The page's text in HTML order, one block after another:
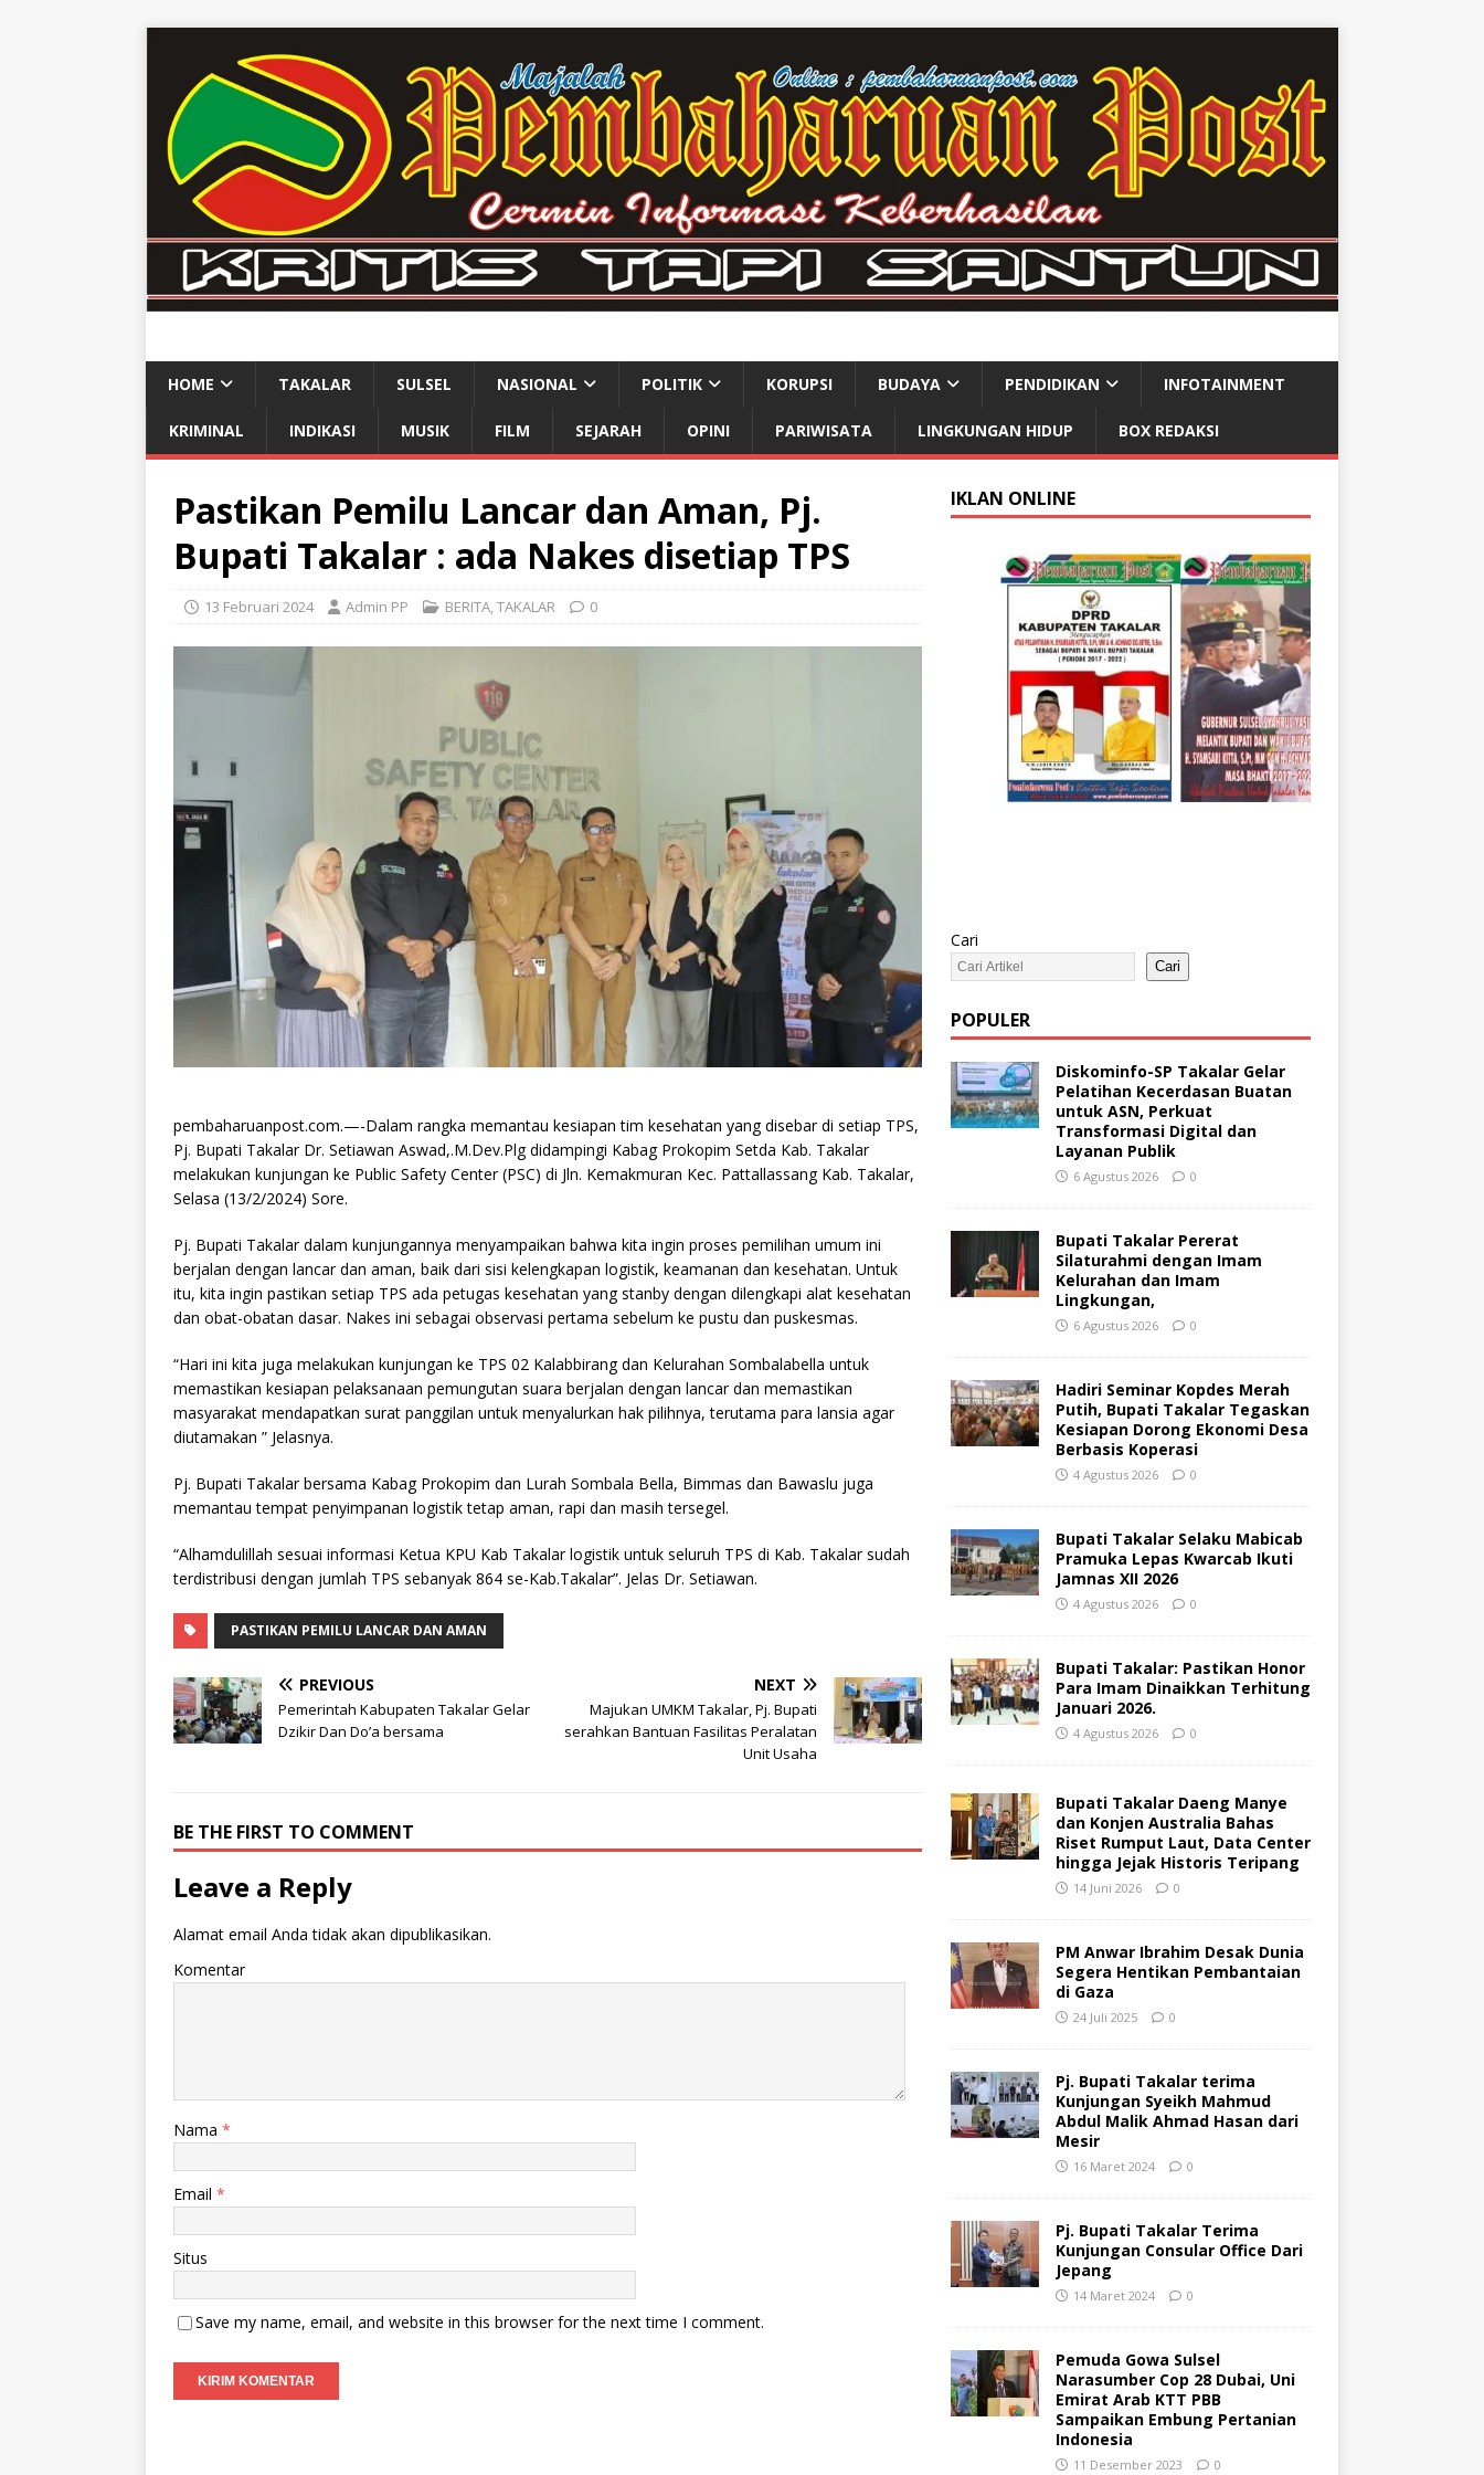
HOME TAKALAR SULSEL NASIONAL POLITIK KORUPSI BUDAYA PENDIDIKAN INFOTAINMENT
KRIMINAL INDIKASI MUSIK FILM SEJARAH OPINI PARIWISATA LINGKUNGAN HIDUP BOX REDAKSI
Pastikan Pemilu Lancar dan Aman, Pj.
Bupati Takalar : ada Nakes disetiap TPS
13 Februari 2024 Admin PP BERITA TAKALAR 0
pembaharuanpost.com.—-Dalam rangka memantau kesiapan tim kesehatan yang disebar di setiap TPS,
Pj. Bupati Takalar Dr. Setiawan Aswad,.M.Dev.Plg didampingi Kabag Prokopim Setda Kab. Takalar
melakukan kunjungan ke Public Safety Center (PSC) di Jln. Kemakmuran Kec. Pattallassang Kab. Takalar,
Selasa (13/2/2024) Sore.
Pj. Bupati Takalar dalam kunjungannya menyampaikan bahwa kita ingin proses pemilihan umum ini
berjalan dengan lancar dan aman, baik dari sisi kelengkapan logistik, keamanan dan kesehatan. Untuk
itu, kita ingin pastikan setiap TPS ada petugas kesehatan yang stanby dengan dilengkapi alat kesehatan
dan obat-obatan dasar. Nakes ini sebagai observasi pertama sebelum ke pustu dan puskesmas.
“Hari ini kita juga melakukan kunjungan ke TPS 02 Kalabbirang dan Kelurahan Sombalabella untuk
memastikan kesiapan pelaksanaan pemungutan suara berjalan dengan lancar dan memastikan
masyarakat mendapatkan surat panggilan untuk menyalurkan hak pilihnya, terutama para lansia agar
diutamakan ” Jelasnya.
Pj. Bupati Takalar bersama Kabag Prokopim dan Lurah Sombala Bella, Bimmas dan Bawaslu juga
memantau tempat penyimpanan logistik tetap aman, rapi dan masih tersegel.
“Alhamdulillah sesuai informasi Ketua KPU Kab Takalar logistik untuk seluruh TPS di Kab. Takalar sudah
terdistribusi dengan jumlah TPS sebanyak 864 se-Kab.Takalar”. Jelas Dr. Setiawan.
PASTIKAN PEMILU LANCAR DAN AMAN
PREVIOUS
Pemerintah Kabupaten Takalar Gelar
Dzikir Dan Do’a bersama
NEXT
Majukan UMKM Takalar, Pj. Bupati
serahkan Bantuan Fasilitas Peralatan
Unit Usaha
BE THE FIRST TO COMMENT
Leave a Reply
Alamat email Anda tidak akan dipublikasikan.
Komentar
Nama *
Email *
Situs
Save my name, email, and website in this browser for the next time I comment.
IKLAN ONLINE
Cari
Cari
POPULER
Diskominfo-SP Takalar Gelar
Pelatihan Kecerdasan Buatan
untuk ASN, Perkuat
Transformasi Digital dan
Layanan Publik
6 Agustus 2026 0
Bupati Takalar Pererat
Silaturahmi dengan Imam
Kelurahan dan Imam
Lingkungan,
6 Agustus 2026 0
Hadiri Seminar Kopdes Merah
Putih, Bupati Takalar Tegaskan
Kesiapan Dorong Ekonomi Desa
Berbasis Koperasi
4 Agustus 2026 0
Bupati Takalar Selaku Mabicab
Pramuka Lepas Kwarcab Ikuti
Jamnas XII 2026
4 Agustus 2026 0
Bupati Takalar: Pastikan Honor
Para Imam Dinaikkan Terhitung
Januari 2026.
4 Agustus 2026 0
Bupati Takalar Daeng Manye
dan Konjen Australia Bahas
Riset Rumput Laut, Data Center
hingga Jejak Historis Teripang
14 Juni 2026 0
PM Anwar Ibrahim Desak Dunia
Segera Hentikan Pembantaian
di Gaza
24 Juli 2025 0
Pj. Bupati Takalar terima
Kunjungan Syeikh Mahmud
Abdul Malik Ahmad Hasan dari
Mesir
16 Maret 2024 0
Pj. Bupati Takalar Terima
Kunjungan Consular Office Dari
Jepang
14 Maret 2024 0
Pemuda Gowa Sulsel
Narasumber Cop 28 Dubai, Uni
Emirat Arab KTT PBB
Sampaikan Embung Pertanian
Indonesia
11 Desember 2023 0